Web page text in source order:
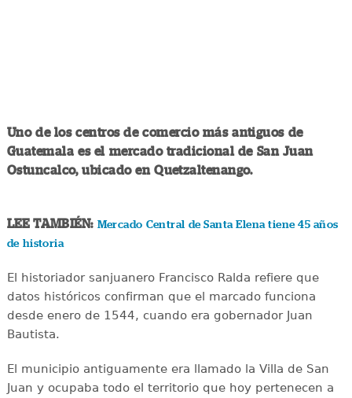
Uno de los centros de comercio más antiguos de
Guatemala es el mercado tradicional de San Juan
Ostuncalco, ubicado en Quetzaltenango.
LEE TAMBIÉN: Mercado Central de Santa Elena tiene 45 años
de historia
El historiador sanjuanero Francisco Ralda refiere que
datos históricos confirman que el marcado funciona
desde enero de 1544, cuando era gobernador Juan
Bautista.
El municipio antiguamente era llamado la Villa de San
Juan y ocupaba todo el territorio que hoy pertenecen a